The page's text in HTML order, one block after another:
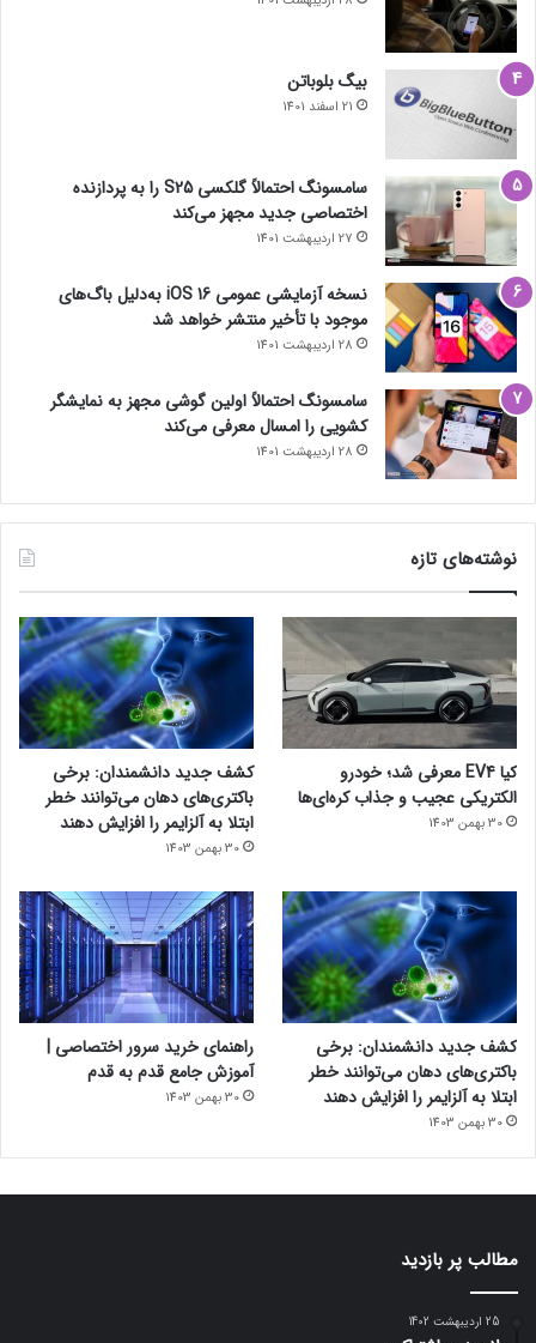
بیگ بلوباتن
21 اسفند 1401
سامسونگ احتمالاً گلکسی S25 را به پردازنده
اختصاصی جدید مجهز می‌کند
27 اردیبهشت 1401
نسخه آزمایشی عمومی iOS 16 به‌دلیل باگ‌های
موجود با تأخیر منتشر خواهد شد
28 اردیبهشت 1401
سامسونگ احتمالاً اولین گوشی مجهز به نمایشگر
کشویی را امسال معرفی می‌کند
28 اردیبهشت 1401
نوشته‌های تازه
کیا EV4 معرفی شد؛ خودرو
الکتریکی عجیب و جذاب کره‌ای‌ها
30 بهمن 1403
کشف جدید دانشمندان: برخی
باکتری‌های دهان می‌توانند خطر
ابتلا به آلزایمر را افزایش دهند
30 بهمن 1403
کشف جدید دانشمندان: برخی
باکتری‌های دهان می‌توانند خطر
ابتلا به آلزایمر را افزایش دهند
30 بهمن 1403
راهنمای خرید سرور اختصاصی |
آموزش جامع قدم به قدم
30 بهمن 1403
مطالب پر بازدید
25 اردیبهشت 1402